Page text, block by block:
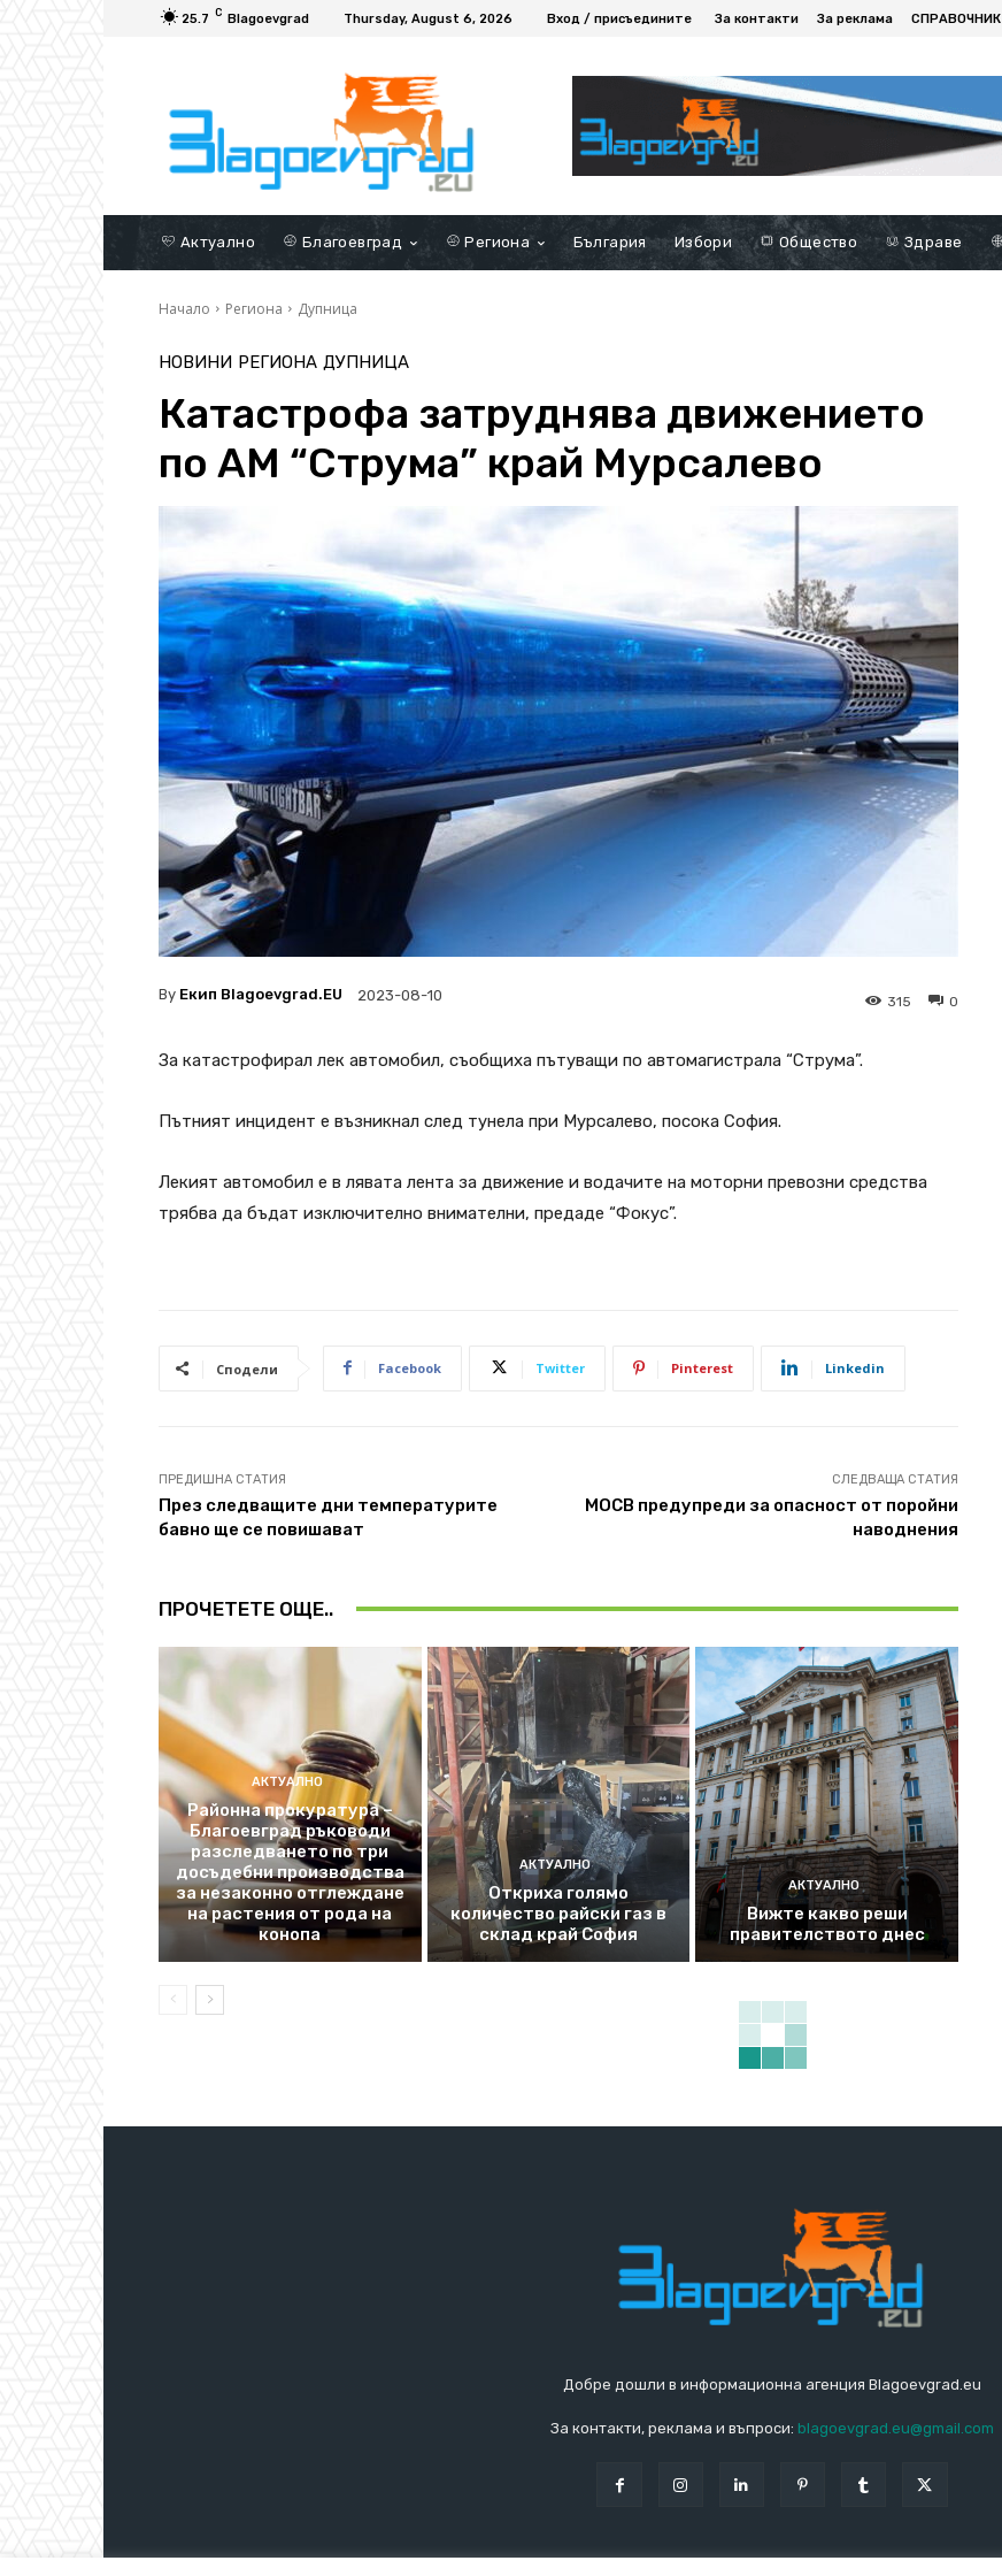
25.7 C Blagoevgrad Thursday, August 6, 2026 Вход / присъедините За контакти За реклама СПРАВОЧНИК
Актуално Благоевград Региона България Избори Общество Здраве
Начало Региона Дупница
НОВИНИ РЕГИОНА ДУПНИЦА
Катастрофа затруднява движението
по АМ “Струма” край Мурсалево
By Екип Blagoevgrad.EU 2023-08-10 0
315
За катастрофирал лек автомобил, съобщиха пътуващи по автомагистрала “Струма”.
Пътният инцидент е възникнал след тунела при Мурсалево, посока София.
Лекият автомобил е в лявата лента за движение и водачите на моторни превозни средства
трябва да бъдат изключително внимателни, предаде “Фокус”.
Сподели Facebook Twitter Pinterest Linkedin
ПРЕДИШНА СТАТИЯ
През следващите дни температурите
бавно ще се повишават
СЛЕДВАЩА СТАТИЯ
МОСВ предупреди за опасност от поройни
наводнения
ПРОЧЕТЕТЕ ОЩЕ..
АКТУАЛНО
Районна прокуратура –
Благоевград ръководи
разследването по три
досъдебни производства
за незаконно отглеждане
на растения от рода на
конопа
АКТУАЛНО
Откриха голямо
количество райски газ в
склад край София
АКТУАЛНО
Вижте какво реши
правителството днес
Добре дошли в информационна агенция Blagoevgrad.eu
За контакти, реклама и въпроси: blagoevgrad.eu@gmail.com